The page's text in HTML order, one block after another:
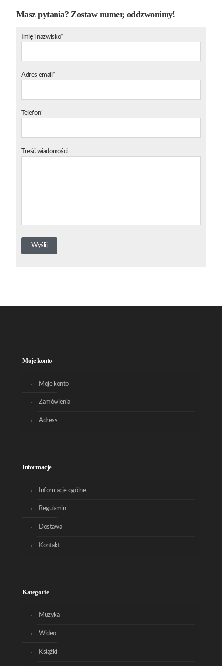
Masz pytania? Zostaw numer, oddzwonimy!
Imię i nazwisko*
Adres email*
Telefon*
Treść wiadomości
Moje konto
Moje konto
Zamówienia
Adresy
Informacje
Informacje ogólne
Regulamin
Dostawa
Kontakt
Kategorie
Muzyka
Wideo
Książki